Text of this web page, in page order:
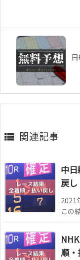
 関連記事
中
戻し
2021
この
順